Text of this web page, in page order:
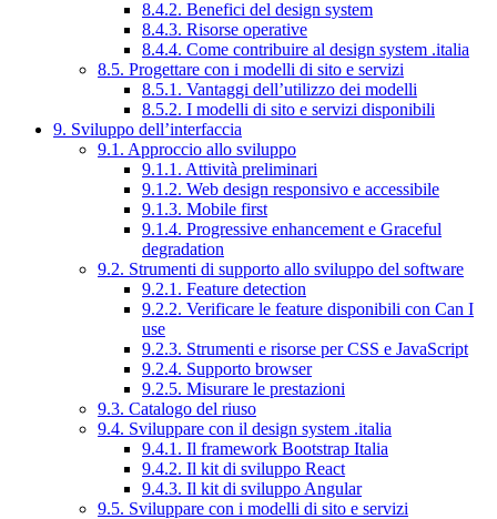
8.4.2. Benefici del design system
8.4.3. Risorse operative
8.4.4. Come contribuire al design system .italia
8.5. Progettare con i modelli di sito e servizi
8.5.1. Vantaggi dell’utilizzo dei modelli
8.5.2. I modelli di sito e servizi disponibili
9. Sviluppo dell’interfaccia
9.1. Approccio allo sviluppo
9.1.1. Attività preliminari
9.1.2. Web design responsivo e accessibile
9.1.3. Mobile first
9.1.4. Progressive enhancement e Graceful
degradation
9.2. Strumenti di supporto allo sviluppo del software
9.2.1. Feature detection
9.2.2. Verificare le feature disponibili con Can I
use
9.2.3. Strumenti e risorse per CSS e JavaScript
9.2.4. Supporto browser
9.2.5. Misurare le prestazioni
9.3. Catalogo del riuso
9.4. Sviluppare con il design system .italia
9.4.1. Il framework Bootstrap Italia
9.4.2. Il kit di sviluppo React
9.4.3. Il kit di sviluppo Angular
9.5. Sviluppare con i modelli di sito e servizi